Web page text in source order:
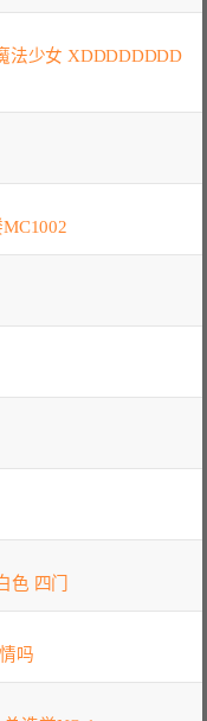
法少女 XDDDDDDDD
色 四门
吗